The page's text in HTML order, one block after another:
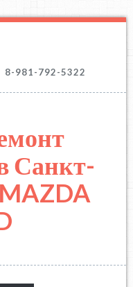
8-981-792-5322
Санкт-